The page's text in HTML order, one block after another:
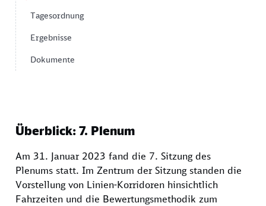
Tagesordnung
Ergebnisse
Dokumente
Überblick: 7. Plenum
Am 31. Januar 2023 fand die 7. Sitzung des
Plenums statt. Im Zentrum der Sitzung standen die
Vorstellung von Linien-Korridoren hinsichtlich
Fahrzeiten und die Bewertungsmethodik zum